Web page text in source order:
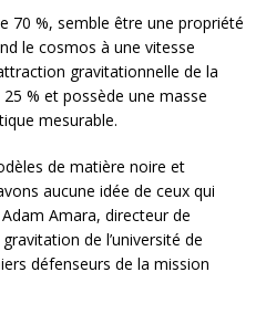
70 %, semble être une propriété
le cosmos à une vitesse
gravitationnelle de la
% et possède une masse
mesurable.
de matière noire et
aucune idée de ceux qui
Amara, directeur de
de l’université de
défenseurs de la mission